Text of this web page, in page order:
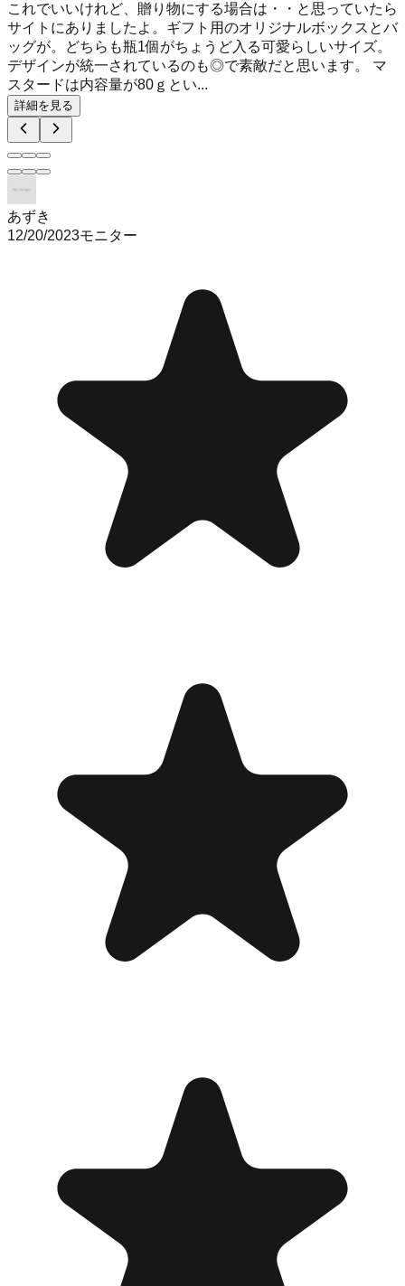
これでいいけれど、贈り物にする場合は・・と思っていたら
サイトにありましたよ。ギフト用のオリジナルボックスとバ
ッグが。どちらも瓶1個がちょうど入る可愛らしいサイズ。
デザインが統一されているのも◎で素敵だと思います。 マ
スタードは内容量が80ｇとい...
詳細を見る
あずき
12/20/2023モニター